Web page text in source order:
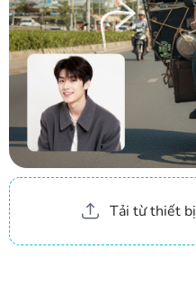
Tải từ thiết bị